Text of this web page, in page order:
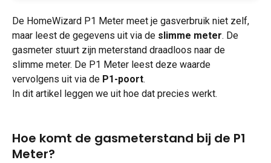
De HomeWizard P1 Meter meet je gasverbruik niet zelf,
maar leest de gegevens uit via de slimme meter. De
gasmeter stuurt zijn meterstand draadloos naar de
slimme meter. De P1 Meter leest deze waarde
vervolgens uit via de P1-poort.
In dit artikel leggen we uit hoe dat precies werkt.
Hoe komt de gasmeterstand bij de P1
Meter?